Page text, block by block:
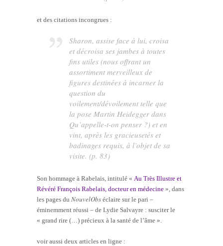
et des citations incongrues :
Sharon, assise face à lui, croisa
et décroisa ses jambes à toutes
fins utiles (nous offrant un
assortiment merveilleux de
figures destinées à incarner la
question du
voilement/dévoilement telle que
la pose Martin Heidegger dans
Qu’appelle-t-on penser ?) et en
vint, après les gracieusetés et
badinages requis, à l’objet de sa
visite. (p. 83)
Son hommage à Rabelais, intitulé « Au Très Illustre et
Révéré François Rabelais, docteur en médecine », dans
les pages du NouvelObs éclaire sur le pari –
éminemment réussi – de Lydie Salvayre : susciter le
« grand rire (…) précieux à la santé de l’âme ».
voir aussi deux articles en ligne :